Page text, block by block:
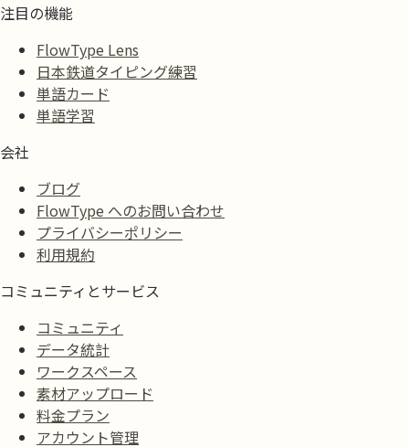
注目の機能
FlowType Lens
日本鉄道タイピング練習
単語カード
単語学習
会社
ブログ
FlowType へのお問い合わせ
プライバシーポリシー
利用規約
コミュニティとサービス
コミュニティ
データ統計
ワークスペース
素材アップロード
料金プラン
アカウント管理